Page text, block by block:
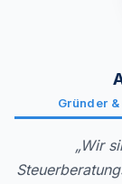
Gründer
„Wir